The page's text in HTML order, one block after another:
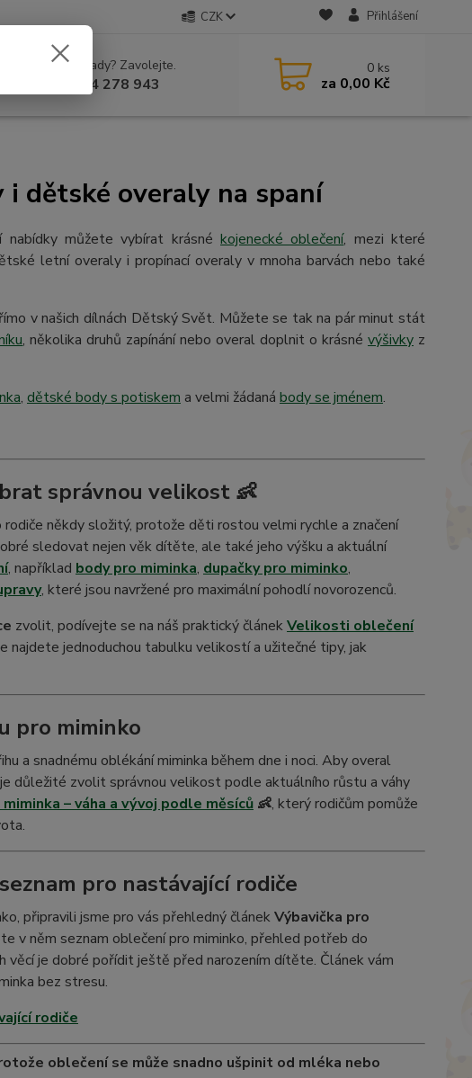
CZK Přihlášení
Nevíte si rady? Zavolejte.
+420 604 278 943
0 ks
za 0,00 Kč
dětské overaly na spaní
nabídky můžete vybírat krásnékojenecké oblečení, mezi které
letní overaly i propínací overaly v mnoha barvách nebo také
v našich dílnách Dětský Svět. Můžete se tak na pár minut stát
, několika druhů zapínání nebo overal doplnit o krásné výšivky z
, dětské body s potiskem a velmi žádaná body se jménem.
správnou velikost 👶
někdy složitý, protože děti rostou velmi rychle a značení
sledovat nejen věk dítěte, ale také jeho výšku a aktuální
, například body pro miminka, dupačky pro miminko,
, které jsou navržené pro maximální pohodlí novorozenců.
zvolit, podívejte se na náš praktický článek Velikosti oblečení
najdete jednoduchou tabulku velikostí a užitečné tipy, jak
pro miminko
a snadnému oblékání miminka během dne i noci. Aby overal
důležité zvolit správnou velikost podle aktuálního růstu a váhy
– váha a vývoj podle měsíců👶, který rodičům pomůže
pro nastávající rodiče
připravili jsme pro vás přehledný článek Výbavička pro
v něm seznam oblečení pro miminko, přehled potřeb do
věcí je dobré pořídit ještě před narozením dítěte. Článek vám
bez stresu.
rodiče
oblečení se může snadno ušpinit od mléka nebo